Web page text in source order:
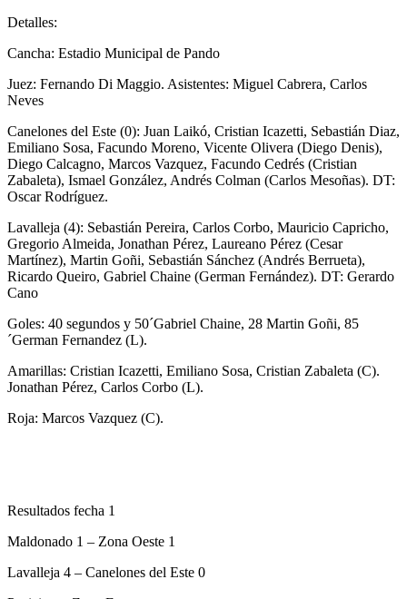
Detalles:
Cancha: Estadio Municipal de Pando
Juez: Fernando Di Maggio. Asistentes: Miguel Cabrera, Carlos
Neves
Canelones del Este (0): Juan Laikó, Cristian Icazetti, Sebastián Diaz,
Emiliano Sosa, Facundo Moreno, Vicente Olivera (Diego Denis),
Diego Calcagno, Marcos Vazquez, Facundo Cedrés (Cristian
Zabaleta), Ismael González, Andrés Colman (Carlos Mesoñas). DT:
Oscar Rodríguez.
Lavalleja (4): Sebastián Pereira, Carlos Corbo, Mauricio Capricho,
Gregorio Almeida, Jonathan Pérez, Laureano Pérez (Cesar
Martínez), Martin Goñi, Sebastián Sánchez (Andrés Berrueta),
Ricardo Queiro, Gabriel Chaine (German Fernández). DT: Gerardo
Cano
Goles: 40 segundos y 50´Gabriel Chaine, 28 Martin Goñi, 85
´German Fernandez (L).
Amarillas: Cristian Icazetti, Emiliano Sosa, Cristian Zabaleta (C).
Jonathan Pérez, Carlos Corbo (L).
Roja: Marcos Vazquez (C).
Resultados fecha 1
Maldonado 1 – Zona Oeste 1
Lavalleja 4 – Canelones del Este 0